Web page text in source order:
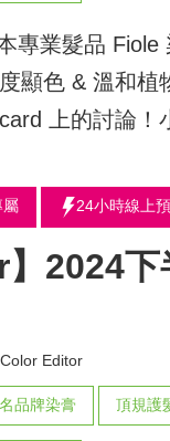
專業髮品 Fiole
顯色 & 溫和植
上的討論！
屬 24小時線上
】2024
Editor
品牌染膏 頂規護